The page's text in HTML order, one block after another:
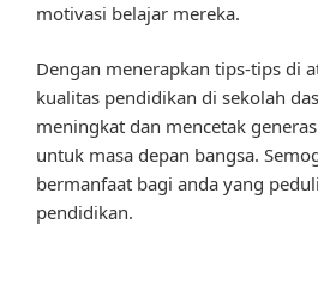
motivasi belajar mereka.
Dengan menerapkan tips-tips di
kualitas pendidikan di sekolah
meningkat dan mencetak
untuk masa depan bangsa.
bermanfaat bagi anda yang
pendidikan.